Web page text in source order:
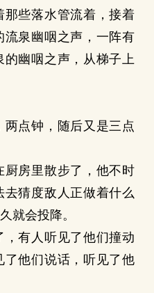
那些落水管流着，接着
泉幽咽之声，一阵有
幽咽之声，从梯子上
点钟，随后又是三点
房里散步了，他不时
猜度敌人正做着什么
就会投降。
有人听见了他们撞动
他们说话，听见了他